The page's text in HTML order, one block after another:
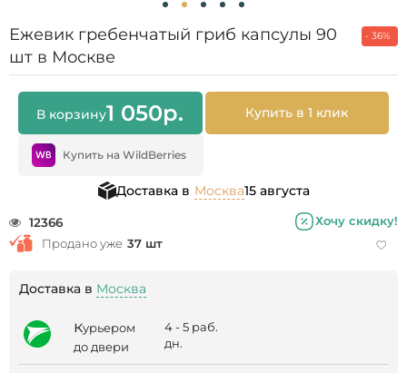
Ежевик гребенчатый гриб капсулы 90
шт в Москве
- 36%
В корзину1 050р. Купить в 1 клик
Купить на WildBerries
Доставка в Москва15 августа
12366
Хочу скидку!
Продано уже 37 шт
Доставка в Москва
курьером
до двери
4 - 5 раб.
дн.